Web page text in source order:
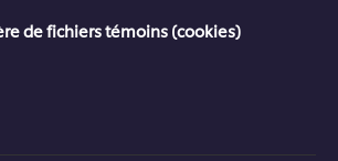
de fichiers témoins (cookies)